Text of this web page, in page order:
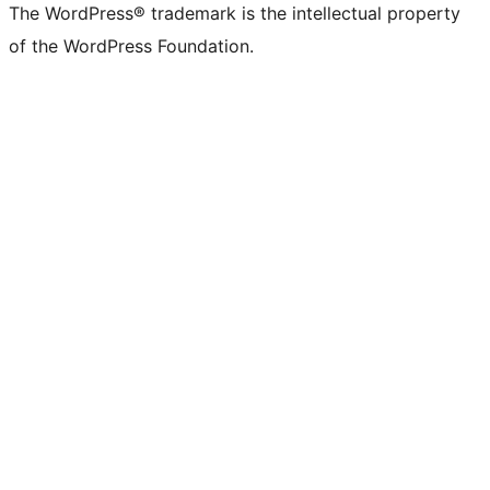
The WordPress® trademark is the intellectual property
of the WordPress Foundation.